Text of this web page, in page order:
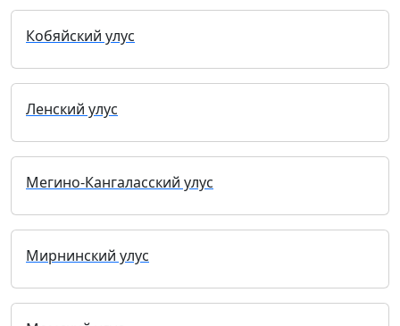
Кобяйский улус
Ленский улус
Мегино-Кангаласский улус
Мирнинский улус